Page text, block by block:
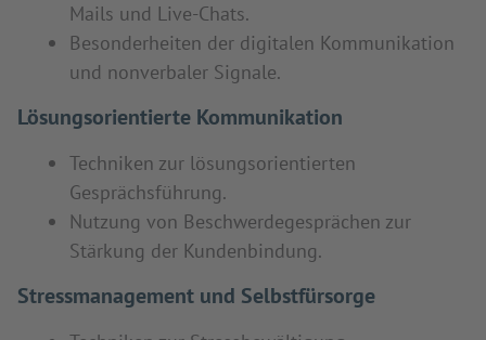
Mails und Live-Chats.
Besonderheiten der digitalen Kommunikation
und nonverbaler Signale.
Lösungsorientierte Kommunikation
Techniken zur lösungsorientierten
Gesprächsführung.
Nutzung von Beschwerdegesprächen zur
Stärkung der Kundenbindung.
Stressmanagement und Selbstfürsorge